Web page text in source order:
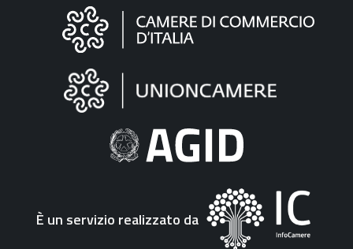
"Fattura
Elettronica"
È un servizio realizzato da